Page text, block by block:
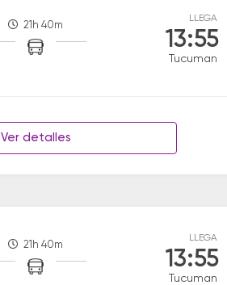
21h 40m
LLEGA
13:55
Tucuman
Ver detalles
21h 40m
LLEGA
13:55
Tucuman